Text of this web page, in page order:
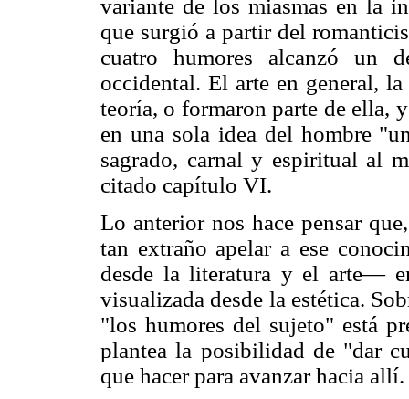
variante de los miasmas en la
que surgió a partir del
cuatro humores alcanzó un
occidental. El arte en general,
teoría, o formaron parte de ella,
en una sola idea del hombre
sagrado, carnal y espiritual al
citado capítulo VI.
Lo anterior nos hace pensar
tan extraño apelar a ese
desde la literatura y el arte—
visualizada desde la estética.
"los humores del sujeto" está
plantea la posibilidad de "dar
que hacer para avanzar hacia allí.